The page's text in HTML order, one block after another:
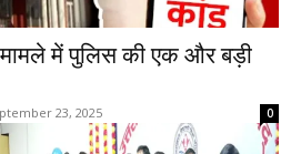
में पुलिस की एक और बड़ी
23, 2025 0